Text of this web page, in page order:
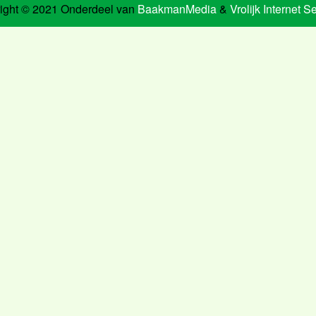
© 2021 Onderdeel van BaakmanMedia& Vrolijk Internet